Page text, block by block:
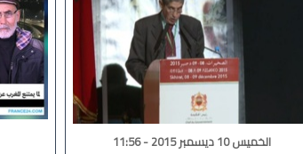
الخميس 10 ديسمبر 2015 - 11:56